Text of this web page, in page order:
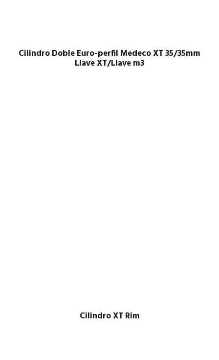
Cilindro Doble Euro-perfil Medeco XT 35/35mm
Llave XT/Llave m3
Cilindro XT Rim